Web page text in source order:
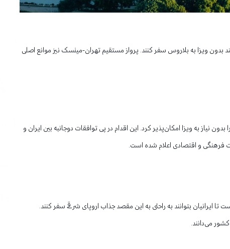
بدون ویزا به بلاروس سفر کنند. پرواز مستقیم تهران-مینسک نیز موانع اصلی
نیاز به ویزا امکان‌پذیر کرد. این اقدام در پی توافقات دوجانبه بین ایران و
و اقتصادی اعلام شده است.
ایرانیان بتوانند به راحتی به این مقصد جذاب اروپای شرقی سفر کنند.
می‌دانند.